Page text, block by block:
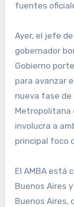
fuentes
Ayer, el jefe
gobernador
Gobierno
para avanzar
nueva fase de
Metropolitana
involucra a
principal foco
El AMBA está
Buenos Aires
Buenos Aires,